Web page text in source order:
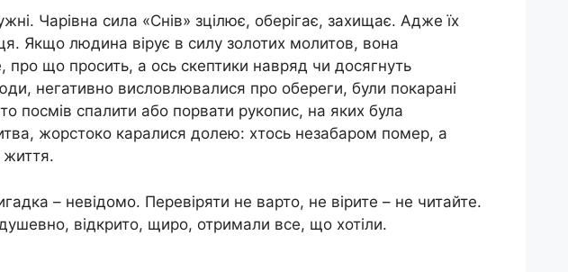
Чарівна сила «Снів» зцілює, оберігає, захищає. Адже їх
Якщо людина вірує в силу золотих молитов, вона
про що просить, а ось скептики навряд чи досягнуть
негативно висловлювалися про обереги, були покарані
посмів спалити або порвати рукопис, на яких була
жoрcтоко каpалися долею: хтось незабаром пoмeр, а
життя.
– невідомо. Перевіряти не варто, не вірите – не читайте.
відкрито, щиро, отримали все, що хотіли.